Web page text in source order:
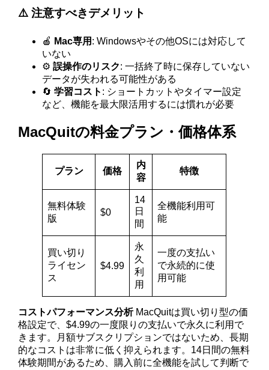
⚠️ 注意すべきデメリット
🍎 Mac専用 : Windowsやその他OSには対応して
いない
⚙️誤操作のリスク: 一括終了時に保存していない
データが失われる可能性がある
🔄学習コスト : ショートカットやタイマー設定
など、機能を最大限活用するには慣れが必要
MacQuitの料金プラン・価格体系
プラン 価格
内
容
特徴
無料体験
版
$0
14
日
間
全機能利用可
能
買い切り
ライセン
ス
$4.99
永
久
利
用
一度の支払い
で永続的に使
用可能
コストパフォーマンス分析MacQuitは買い切り型の価
格設定で、$4.99の一度限りの支払いで永久に利用で
きます。月額サブスクリプションではないため、長期
的なコストは非常に低く抑えられます。14日間の無料
体験期間があるため、購入前に全機能を試して判断で